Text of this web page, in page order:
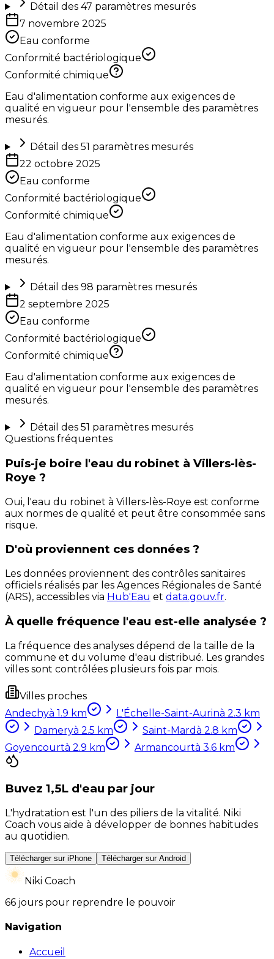
Détail des 47 paramètres mesurés
7 novembre 2025
Eau conforme
Conformité bactériologique
Conformité chimique
Eau d'alimentation conforme aux exigences de
qualité en vigueur pour l'ensemble des paramètres
mesurés.
Détail des 51 paramètres mesurés
22 octobre 2025
Eau conforme
Conformité bactériologique
Conformité chimique
Eau d'alimentation conforme aux exigences de
qualité en vigueur pour l'ensemble des paramètres
mesurés.
Détail des 98 paramètres mesurés
2 septembre 2025
Eau conforme
Conformité bactériologique
Conformité chimique
Eau d'alimentation conforme aux exigences de
qualité en vigueur pour l'ensemble des paramètres
mesurés.
Détail des 51 paramètres mesurés
Questions fréquentes
Puis-je boire l'eau du robinet à Villers-lès-
Roye ?
Oui, l'eau du robinet à Villers-lès-Roye est conforme
aux normes de qualité et peut être consommée sans
risque.
D'où proviennent ces données ?
Les données proviennent des contrôles sanitaires
officiels réalisés par les Agences Régionales de Santé
(ARS), accessibles via Hub'Eau et data.gouv.fr.
À quelle fréquence l'eau est-elle analysée ?
La fréquence des analyses dépend de la taille de la
commune et du volume d'eau distribué. Les grandes
villes sont contrôlées plusieurs fois par mois.
Villes proches
Andechyà 1.9 km L'Échelle-Saint-Aurinà 2.3 km
Dameryà 2.5 km Saint-Mardà 2.8 km
Goyencourtà 2.9 km Armancourtà 3.6 km
Buvez 1,5L d'eau par jour
L'hydratation est l'un des piliers de la vitalité. Niki
Coach vous aide à développer de bonnes habitudes
au quotidien.
Télécharger sur iPhone Télécharger sur Android
Niki Coach
66 jours pour reprendre le pouvoir
Navigation
Accueil